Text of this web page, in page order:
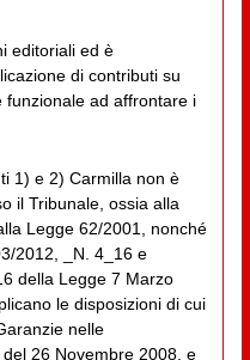
editoriali ed è
di contributi su
funzionale ad affrontare i
1) e 2) Carmilla non è
il Tribunale, ossia alla
Legge 62/2001, nonché
2012, _N. 4_16 e
della Legge 7 Marzo
le disposizioni di cui
nelle
26 Novembre 2008, e